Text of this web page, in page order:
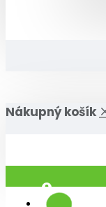
Nákupný košík
Prihlásiť